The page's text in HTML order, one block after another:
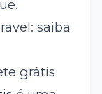
saiba
grátis